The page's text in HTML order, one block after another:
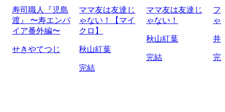
寿司職人『児島
渡』 〜寿エンパ
イア番外編〜
せきやてつじ
ママ友は友達じ
ゃない！【マイ
クロ】
秋山紅葉
完結
ママ友は友達じ
ゃない！
秋山紅葉
完結
フ
ゃ
井
完